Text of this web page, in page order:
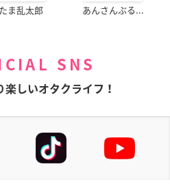
ま乱太郎 あんさんぶる...
SNS
楽しいオタクライフ！